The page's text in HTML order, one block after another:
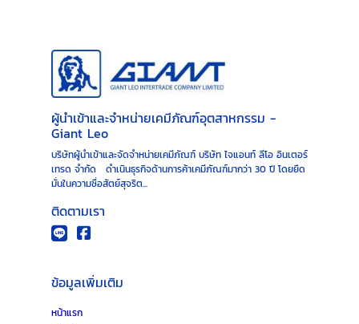
ผู้นำเข้าและจำหน่ายเคมีภัณฑ์อุตสาหกรรม -
Giant Leo
บริษัทผู้นำเข้าและจัดจำหน่ายเคมีภัณฑ์ บริษัท ไจแอนท์ ลีโอ อินเตอร์
เทรด จำกัด ดำเนินธุรกิจด้านการค้าเคมีภัณฑ์มากว่า 30 ปี โดยยึด
มั่นในความซื่อสัตย์สุจริต...
ติดตามเรา
ข้อมูลเพิ่มเติม
หน้าแรก